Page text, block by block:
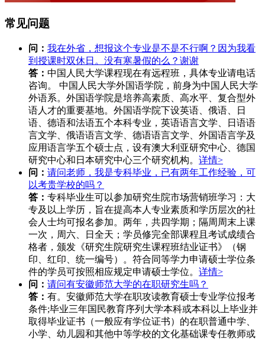
常见问题
问： 我在外省，想报这个专业是不是不行啊？因为我看
到授课时双休日。没有寒暑假的么？谢谢
答： 中国人民大学课程现在有远程班，具体专业请电话
咨询。 中国人民大学外国语学院，前身为中国人民大学
外语系。外国语学院是培养高素质、高水平、复合型外
语人才的重要基地。外国语学院下设英语、俄语、日
语、德语和法语五个本科专业，英语语言文学、日语语
言文学、俄语语言文学、德语语言文学、外国语言学及
应用语言学五个硕士点，设有澳大利亚研究中心、德国
研究中心和日本研究中心三个研究机构。 详情>
问： 请问老师，我是专科毕业，已有两年工作经验，可
以考贵学校的吗？
答： 专科毕业生可以参加研究生院市场营销班学习：大
专及以上学历，旨在提高本人专业素质和学历层次的社
会人士均可报名参加。两年，共四学期；隔周周末上课
一次，周六、日全天；学员修完全部课程且考试成绩合
格者，颁发《研究生院研究生课程班结业证书》（钢
印、红印、统一编号）。符合同等学力申请硕士学位条
件的学员可按照相应规定申请硕士学位。 详情>
问： 请问有安徽师范大学的在职研究生吗？
答： 有。安徽师范大学在职攻读教育硕士专业学位报考
条件;毕业三年国民教育序列大学本科或本科以上毕业并
取得毕业证书（一般应有学位证书）的在职普通中学、
小学、幼儿园和其他中等学校的文化基础课专任教师或